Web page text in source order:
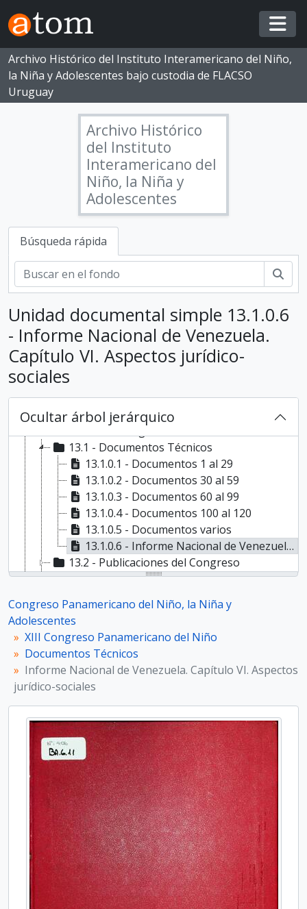
Skip to main content
Archivo Histórico del Instituto Interamericano del Niño,
la Niña y Adolescentes bajo custodia de FLACSO
Uruguay
Archivo Histórico
del Instituto
Interamericano del
Niño, la Niña y
Adolescentes
Búsqueda rápida
Unidad documental simple 13.1.0.6
- Informe Nacional de Venezuela.
Capítulo VI. Aspectos jurídico-
sociales
Ocultar árbol jerárquico
CPN - Congreso Panamericano del Niño, la Niña y Adolescentes
CPN.1 - I Congreso Americano del Niño, 1916
CPN.2 - II Congreso Americano del Niño, 1919
CPN.3 - III Congreso Americano del Niño, 1922
CPN.4 - IV Congreso Panamericano del Niño, 1924
CPN.6 - VI Congreso Panamericano del Niño, 1930
CPN.7 - VII Congreso Panamericano del Niño, 1935
CPN.8 - VIII Congreso Panamericano del Niño, 1942
CPN.9 - IX Congreso Panamericano del Niño
CPN.10 - X Congreso Panamericano del Niño
CPN.11 - XI Congreso Panamericano del Niño
CPN.12 - XII Congreso Panamericano del Niño
13.1 - Documentos Técnicos
13.1.0.1 - Documentos 1 al 29
13.1.0.2 - Documentos 30 al 59
13.1.0.3 - Documentos 60 al 99
13.1.0.4 - Documentos 100 al 120
13.1.0.5 - Documentos varios
13.1.0.6 - Informe Nacional de Venezuela. Capítulo VI. Aspectos jurídico-sociales
13.2 - Publicaciones del Congreso
13.3 - Publicaciones de participantes del Congreso
CPN.15 - XV Congreso Panamericano del Niño
CPN.16 - XVI Congreso Panamericano del Niño
CPN.17 - XVII Congreso Panamericano del Niño
CPN.18 - XVIII Congreso Panamericano del Niño
CPN.0 - Documentación Asociada al Congreso Panamericano del Niño, la Niña y Adolescentes
Congreso Panamericano del Niño, la Niña y
Adolescentes
XIII Congreso Panamericano del Niño
Documentos Técnicos
Informe Nacional de Venezuela. Capítulo VI. Aspectos
jurídico-sociales